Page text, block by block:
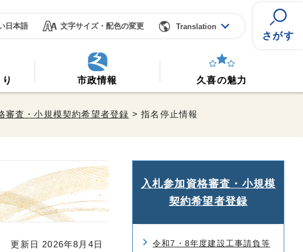
日本語 文字サイズ・配色の変更 Translation
さがす
市政情報 久喜の魅力
審査・小規模契約希望者登録 > 指名停止情報
更新日 2026年8月4日
入札参加資格審査・小規模
契約希望者登録
令和7・8年度建設工事請負等